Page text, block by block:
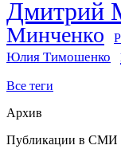
Дмитрий
Минченко
Юлия Тимошенко
Все теги
Архив
Публикации в СМИ